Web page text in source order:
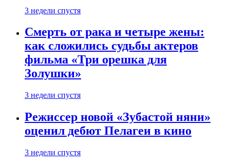
3 недели спустя
Смерть от рака и четыре жены:
как сложились судьбы актеров
фильма «Три орешка для
Золушки»
3 недели спустя
Режиссер новой «Зубастой няни»
оценил дебют Пелагеи в кино
3 недели спустя